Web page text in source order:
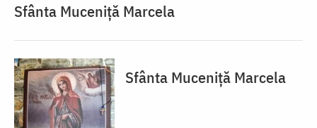
Sfânta Muceniță Marcela
Sfânta Muceniță Marcela